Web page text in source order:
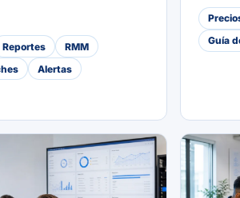
Reportes
RMM
Alertas
Guía